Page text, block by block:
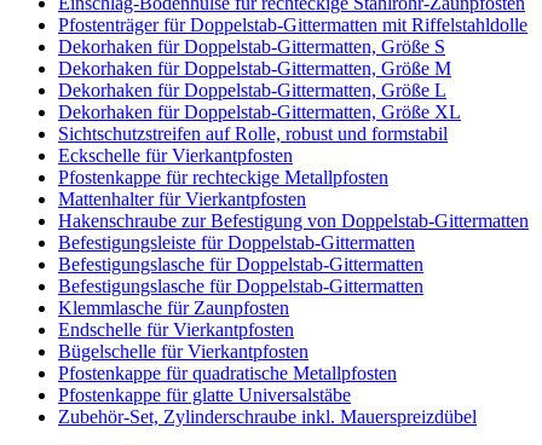
Pfostenträger für Doppelstab-Gittermatten mit Riffelstahldolle
Dekorhaken für Doppelstab-Gittermatten, Größe S
Dekorhaken für Doppelstab-Gittermatten, Größe M
Dekorhaken für Doppelstab-Gittermatten, Größe L
Dekorhaken für Doppelstab-Gittermatten, Größe XL
Sichtschutzstreifen auf Rolle, robust und formstabil
Eckschelle für Vierkantpfosten
Pfostenkappe für rechteckige Metallpfosten
Mattenhalter für Vierkantpfosten
Hakenschraube zur Befestigung von Doppelstab-Gittermatten
Befestigungsleiste für Doppelstab-Gittermatten
Befestigungslasche für Doppelstab-Gittermatten
Befestigungslasche für Doppelstab-Gittermatten
Klemmlasche für Zaunpfosten
Endschelle für Vierkantpfosten
Bügelschelle für Vierkantpfosten
Pfostenkappe für quadratische Metallpfosten
Pfostenkappe für glatte Universalstäbe
Zubehör-Set, Zylinderschraube inkl. Mauerspreizdübel